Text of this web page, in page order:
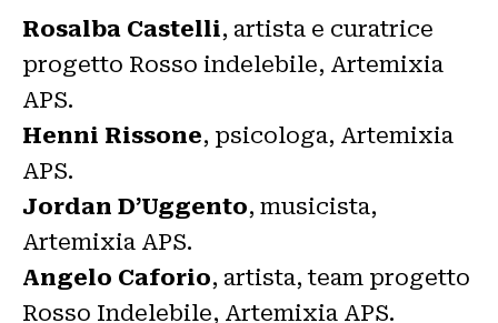
Rosalba Castelli, artista e curatrice
progetto Rosso indelebile, Artemixia
APS.
Henni Rissone, psicologa, Artemixia
APS.
Jordan D’Uggento, musicista,
Artemixia APS.
Angelo Caforio, artista, team progetto
Rosso Indelebile, Artemixia APS.